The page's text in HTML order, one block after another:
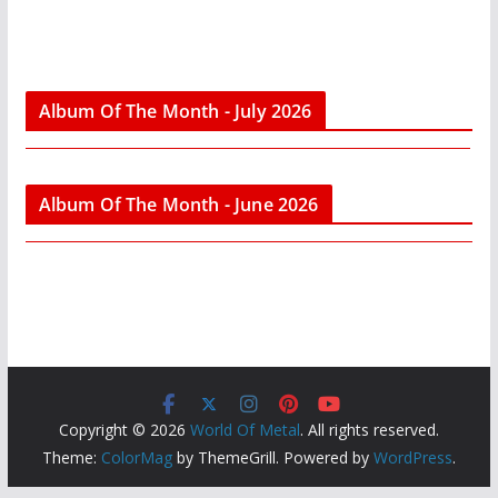
Album Of The Month - July 2026
Album Of The Month - June 2026
Copyright © 2026 World Of Metal. All rights reserved.
Theme: ColorMagby ThemeGrill. Powered by WordPress.